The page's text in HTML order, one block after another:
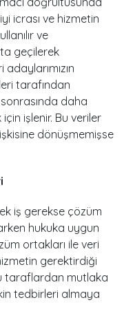
icrası ve hizmetin
ve
geçilerek
tarafından
daha
işlenir. Bu veriler
dönüşmemişse
iş gerekse çözüm
hukuka uygun
ortakları ile veri
gerektirdiği
taraflardan mutlaka
tedbirleri almaya